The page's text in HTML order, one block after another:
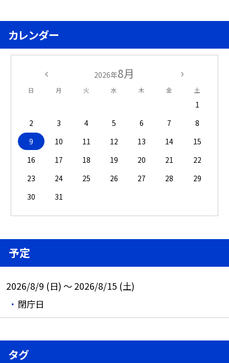
カレンダー
2026年8月
日 月 火 水 木 金 土
1
2
3 4 5 6 7
8
9
10 11 12 13 14
15
16
17 18 19 20 21
22
23
24 25 26 27 28
29
30
31
予定
2026/8/9 (日) ～ 2026/8/15 (土)
閉庁日
タグ